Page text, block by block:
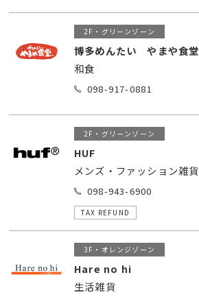
2F・グリーンゾーン
博多めんたい やまや食堂
和食
098-917-0881
2F・グリーンゾーン
HUF
メンズ・ファッション雑貨
098-943-6900
TAX REFUND
3F・オレンジゾーン
Hare no hi
生活雑貨